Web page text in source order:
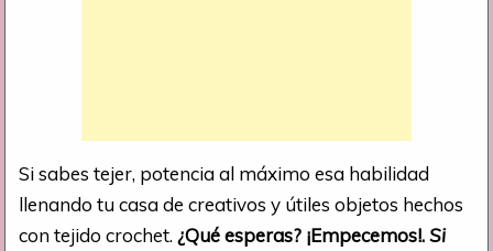
Si sabes tejer, potencia al máximo esa habilidad
llenando tu casa de creativos y útiles objetos hechos
con tejido crochet.¿Qué esperas? ¡Empecemos!.Si